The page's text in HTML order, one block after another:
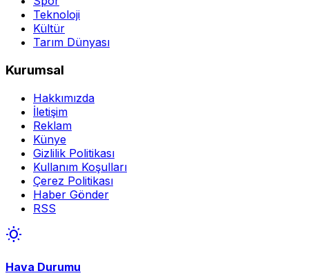
Teknoloji
Kültür
Tarım Dünyası
Kurumsal
Hakkımızda
İletişim
Reklam
Künye
Gizlilik Politikası
Kullanım Koşulları
Çerez Politikası
Haber Gönder
RSS
wb_sunny
Hava Durumu